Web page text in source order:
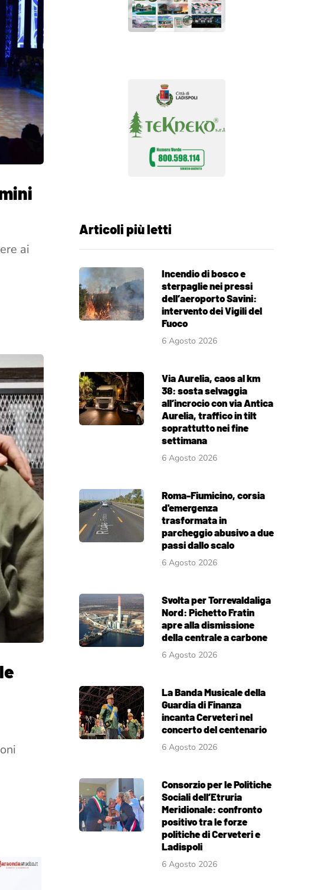
ai
Articoli più letti
Incendio di bosco e
sterpaglie nei pressi
dell’aeroporto Savini:
intervento dei Vigili del
Fuoco
6 Agosto 2026
Via Aurelia, caos al km
38: sosta selvaggia
all’incrocio con via Antica
Aurelia, traffico in tilt
soprattutto nei fine
settimana
6 Agosto 2026
Roma-Fiumicino, corsia
d'emergenza
trasformata in
parcheggio abusivo a due
passi dallo scalo
6 Agosto 2026
Svolta per Torrevaldaliga
Nord: Pichetto Fratin
apre alla dismissione
della centrale a carbone
6 Agosto 2026
La Banda Musicale della
Guardia di Finanza
incanta Cerveteri nel
concerto del centenario
6 Agosto 2026
Consorzio per le Politiche
Sociali dell’Etruria
Meridionale: confronto
positivo tra le forze
politiche di Cerveteri e
Ladispoli
6 Agosto 2026